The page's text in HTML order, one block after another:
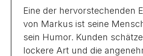
Eine der hervorstechenden
von Markus ist seine
sein Humor. Kunden
lockere Art und die